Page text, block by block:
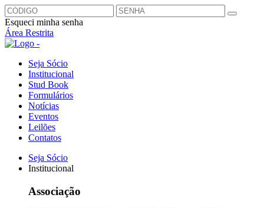
Esqueci minha senha
Área Restrita
Seja Sócio
Institucional
Stud Book
Formulários
Notícias
Eventos
Leilões
Contatos
Seja Sócio
Institucional
Associação